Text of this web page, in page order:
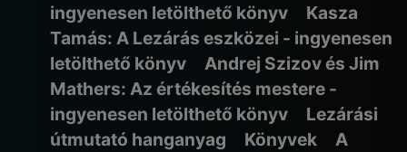
ingyenesen letölthető könyv
Kasza
Tamás: A Lezárás eszközei - ingyenesen
letölthető könyv
Andrej Szizov és Jim
Mathers: Az értékesítés mestere -
ingyenesen letölthető könyv
Lezárási
útmutató hanganyag
Könyvek
A